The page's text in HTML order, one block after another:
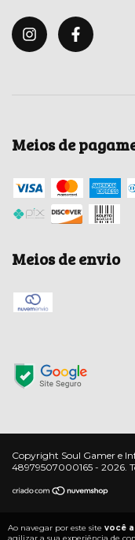
Ao navegar por este site você
agilizar a sua experiência de
Meios de
Meios de envio
Copyright Soul Gamer e
48979507000165 - 2026.